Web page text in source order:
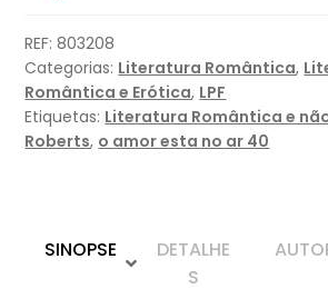
REF:803208
Categorias: Literatura Romântica,
Romântica e Erótica, LPF
Etiquetas: Literatura Romântica e
Roberts, o amor esta no ar 40
SINOPSE
DETALHE
S